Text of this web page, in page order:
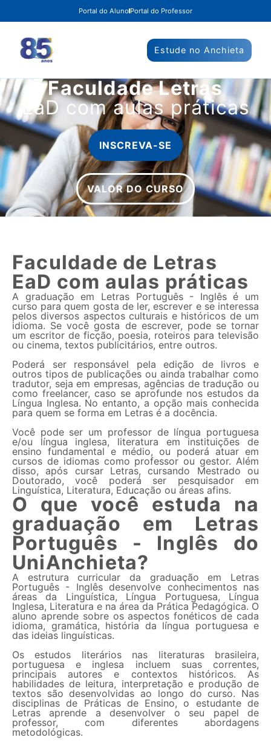
Portal do Aluno Portal do Professor
Estude no Anchieta
Faculdade Letras
EaD com aulas práticas
VALOR DO CURSO
INSCREVA-SE
Faculdade de Letras
EaD com aulas práticas
A graduação em Letras Português - Inglês é um
curso para quem gosta de ler, escrever e se interessa
pelos diversos aspectos culturais e históricos de um
idioma. Se você gosta de escrever, pode se tornar
um escritor de ficção, poesia, roteiros para televisão
ou cinema, textos publicitários, entre outros.
Poderá ser responsável pela edição de livros e
outros tipos de publicações ou ainda trabalhar como
tradutor, seja em empresas, agências de tradução ou
como freelancer, caso se aprofunde nos estudos da
Língua Inglesa. No entanto, a opção mais conhecida
para quem se forma em Letras é a docência.
Você pode ser um professor de língua portuguesa
e/ou língua inglesa, literatura em instituições de
ensino fundamental e médio, ou poderá atuar em
cursos de idiomas como professor ou gestor. Além
disso, após cursar Letras, cursando Mestrado ou
Doutorado, você poderá ser pesquisador em
Linguística, Literatura, Educação ou áreas afins.
O que você estuda na
graduação em Letras
Português - Inglês do
UniAnchieta?
A estrutura curricular da graduação em Letras
Português - Inglês desenvolve conhecimentos nas
áreas da Linguística, Língua Portuguesa, Língua
Inglesa, Literatura e na área da Prática Pedagógica. O
aluno aprende sobre os aspectos fonéticos de cada
idioma, gramática, história da língua portuguesa e
das ideias linguísticas.
Os estudos literários nas literaturas brasileira,
portuguesa e inglesa incluem suas correntes,
principais autores e contextos históricos. As
habilidades de leitura, interpretação e produção de
textos são desenvolvidas ao longo do curso. Nas
disciplinas de Práticas de Ensino, o estudante de
Letras aprende a desenvolver o seu papel de
professor, com diferentes abordagens
metodológicas.